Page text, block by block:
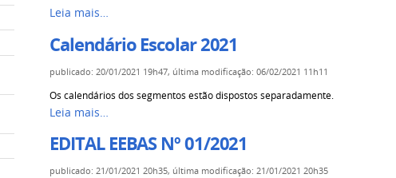
Leia mais…
Calendário Escolar 2021
publicado: 20/01/2021 19h47, última modificação:06/02/2021 11h11
Os calendários dos segmentos estão dispostos separadamente.
Leia mais…
EDITAL EEBAS Nº 01/2021
publicado:21/01/2021 20h35, última modificação:21/01/2021 20h35